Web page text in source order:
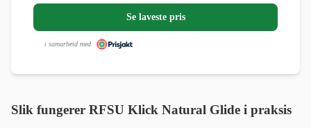
Se laveste pris
i samarbeid med
Slik fungerer RFSU Klick Natural Glide i praksis